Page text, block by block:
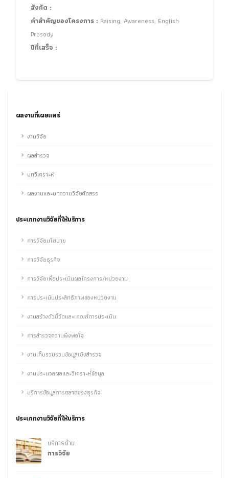
สังกัด :
คำสำคัญของโครงการ : Raising, Awareness, English
Prosody
ปีที่เสร็จ :
ผลงานที่เผยแพร่
งานวิจัย
ผลสำรวจ
บทวิเคราะห์
ผลงานและบทความวิจัยคัดสรร
ประเภทงานวิจัยที่ให้บริการ
การวิจัยนโยบาย
การวิจัยธุรกิจ
การวิจัยเพื่อประเมินผลโครงการ/หน่วยงาน
การประเมินประสิทธิภาพของหน่วยงาน
งานสร้างตัวชี้วัดและเกณฑ์การประเมิน
การสำรวจความพึงพอใจ
งานเก็บรวบรวมข้อมูลเชิงสำรวจ
งานประมวลผลและวิเคราะห์ข้อมูล
บริการข้อมูลการตลาดของธุรกิจ
ประเภทงานวิจัยที่ให้บริการ
บริการด้าน
การวิจัย